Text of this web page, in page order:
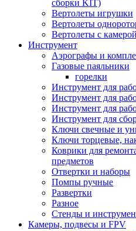
сборки KIT)
Вертолеты игрушки
Вертолеты
Вертолеты с камерой
Инструмент
Аэрографы и
Газовые паяльники
горелки
Инструмент для
Инструмент для
Инструмент для
Инструмент для
Ключи свечные и
Ключи торцевые,
Коврики для
предметов
Отвертки и наборы
Помпы ручные
Развертки
Разное
Стенды и
Камеры, подвесы и FPV